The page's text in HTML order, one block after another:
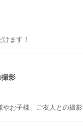
ます！
撮影
お子様、ご友人との撮影